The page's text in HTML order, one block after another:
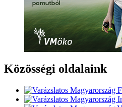
Közösségi oldalaink